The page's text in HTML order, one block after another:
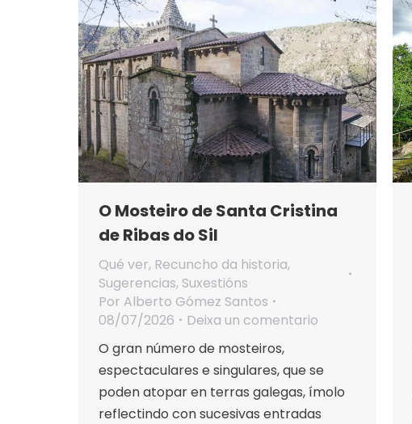
O Mosteiro de Santa Cristina
de Ribas do Sil
Qué ver, Recuncho da historia,
Sugerencias, Suxestións
Por Alberto Gómez Santos
08/07/2026
Deixa un comentario
O gran número de mosteiros,
espectaculares e singulares, que se
poden atopar en terras galegas, ímolo
reflectindo con sucesivas entradas